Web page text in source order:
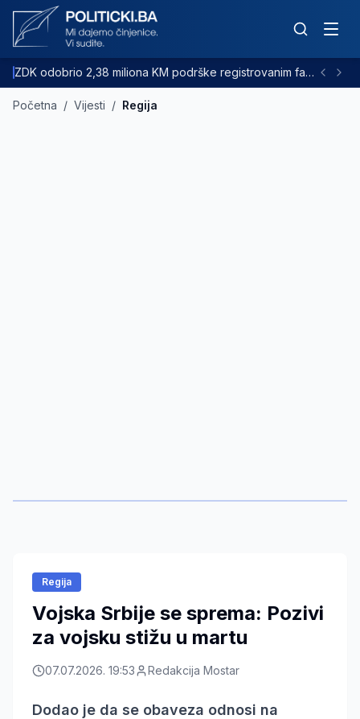
ZDK odobrio 2,38 miliona KM podrške registrovanim farmama goveda
Početna / Vijesti / Regija
Regija
Vojska Srbije se sprema: Pozivi
za vojsku stižu u martu
07.07.2026. 19:53 Redakcija Mostar
Dodao je da se obaveza odnosi na